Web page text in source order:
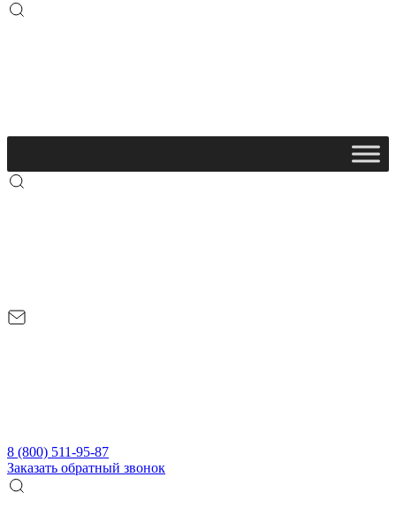
8 (800) 511-95-87
Заказать обратный звонок